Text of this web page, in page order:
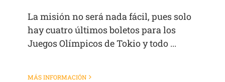
La misión no será nada fácil, pues solo
hay cuatro últimos boletos para los
Juegos Olímpicos de Tokio y todo ...
MÁS INFORMACIÓN